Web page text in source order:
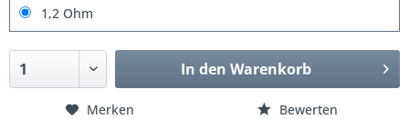
1,2 Ohm
In den Warenkorb
Merken Bewerten